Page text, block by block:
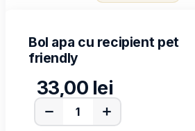
Bol apa cu recipient pet
friendly
33,00 lei